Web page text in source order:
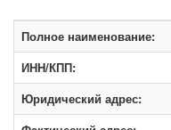
Полное наименование:
ИНН/КПП:
Юридический адрес: